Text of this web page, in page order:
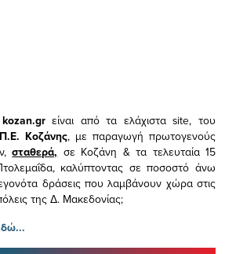
kozan.gr είναι από τα ελάχισταsite, του
Π.Ε. Κοζάνης, με παραγωγή πρωτογενούς
σταθερά, σε Κοζάνη & τα τελευταία 15
καλύπτοντας σε ποσοστό άνω
δράσεις που λαμβάνουν χώρα στις
της Δ. Μακεδονίας;